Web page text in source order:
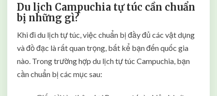
o
V
à
T
Du lịch Campuchia tự túc cần chuẩn
bị những gì?
Khi đi du lịch tự túc, việc chuẩn bị đầy đủ các vật dụng
và đồ đạc là rất quan trọng, bất kể bạn đến quốc gia
nào. Trong trường hợp du lịch tự túc Campuchia, bạn
cần chuẩn bị các mục sau: